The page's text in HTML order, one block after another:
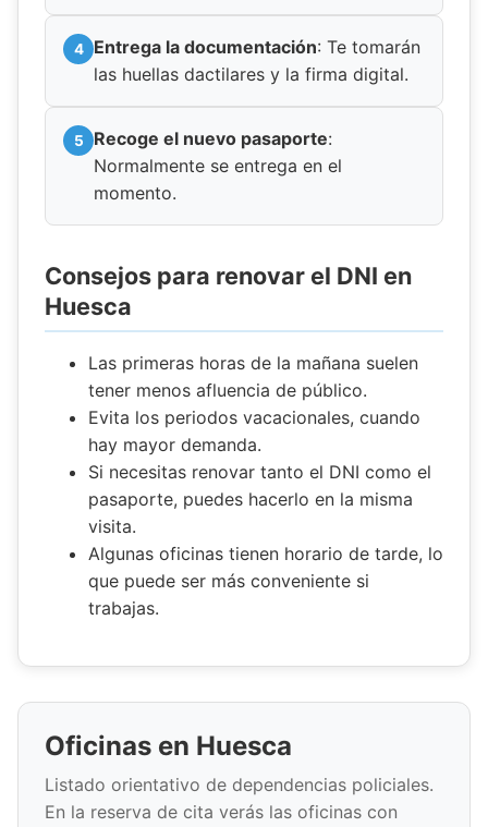
Entrega la documentación: Te tomarán
las huellas dactilares y la firma digital.
Recoge el nuevo pasaporte:
Normalmente se entrega en el
momento.
Consejos para renovar el DNI en
Huesca
Las primeras horas de la mañana suelen
tener menos afluencia de público.
Evita los periodos vacacionales, cuando
hay mayor demanda.
Si necesitas renovar tanto el DNI como el
pasaporte, puedes hacerlo en la misma
visita.
Algunas oficinas tienen horario de tarde, lo
que puede ser más conveniente si
trabajas.
Oficinas en Huesca
Listado orientativo de dependencias policiales.
En la reserva de cita verás las oficinas con